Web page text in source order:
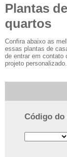
Plantas
quartos
Confira abaixo as
essas plantas de
de entrar em contato
projeto personalizado.
Código do